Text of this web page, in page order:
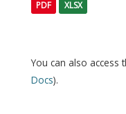
PDF XLSX
You can also access
Docs).